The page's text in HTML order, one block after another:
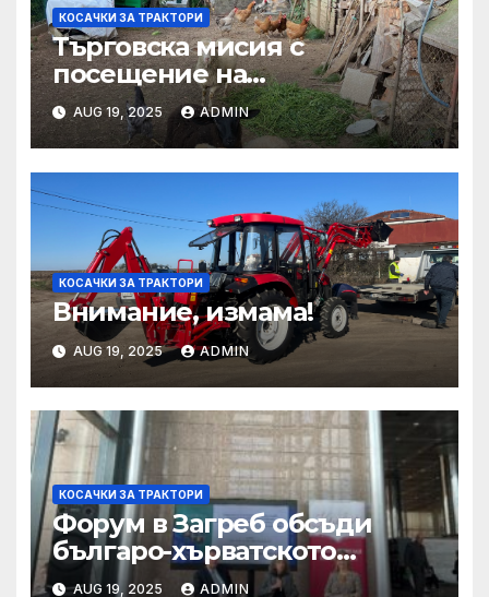
КОСАЧКИ ЗА ТРАКТОРИ
Търговска мисия с
посещение на
Mеждународния търговски
панаир CosmeticBusiness
2025
AUG 19, 2025 ADMIN
КОСАЧКИ ЗА ТРАКТОРИ
Внимание, измама!
AUG 19, 2025 ADMIN
КОСАЧКИ ЗА ТРАКТОРИ
Форум в Загреб обсъди
българо-хърватското
сътрудничество
AUG 19, 2025 ADMIN